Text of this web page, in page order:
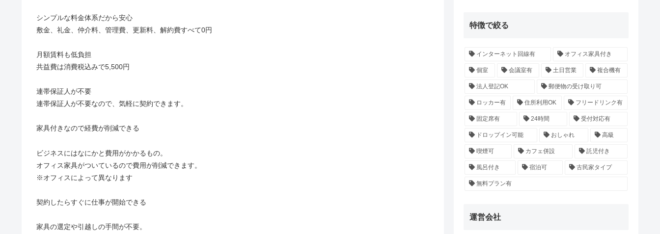
シンプルな料金体系だから安心
敷金、礼金、仲介料、管理費、更新料、解約費すべて0円
月額賃料も低負担
共益費は消費税込みで5,500円
連帯保証人が不要
連帯保証人が不要なので、気軽に契約できます。
家具付きなので経費が削減できる
ビジネスにはなにかと費用がかかるもの。
オフィス家具がついているので費用が削減できます。
※オフィスによって異なります
契約したらすぐに仕事が開始できる
家具の選定や引越しの手間が不要。
特徴で絞る
インターネット回線有 オフィス家具付き
個室 会議室有 土日営業 複合機有
法人登記OK 郵便物の受け取り可
ロッカー有 住所利用OK フリードリンク有
固定席有 24時間 受付対応有
ドロップイン可能 おしゃれ 高級
喫煙可 カフェ併設 託児付き
風呂付き 宿泊可 古民家タイプ
無料プラン有
運営会社